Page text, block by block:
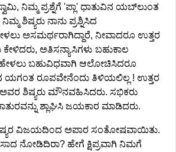
ನಿಮ್ಮ ಪ್ರಶ್ನೆಗೆ 'ಪ್ಲಾ' ಧಾತುವಿನ ಯಬ್‌ಲುಂತ
ಶಿಷ್ಯರು ನಾನು ಪ್ರಶ್ನಿಸಿದ
ಅಸಮರ್ಥರಾಗಿದ್ದಾರೆ, ನೀವಾದರೂ ಉತ್ತರ
ಕೇಳಿದರು, ಅತಿಸನ್ಯಾಸಿಗಳು ಬಹುಕಾಲ
ಬಹುವಿಧವಾಗಿ ಆಲೋಚಿಸಿದರೂ
ಯಗಂತ ರೂಪವೇನೆಂದು ತಿಳಿಯಲಿಲ್ಲ ! ಉತ್ತರ
ಶಿಷ್ಯರು ಮೌನವಹಿಸಿದರು. ಸಭಿಕರು
ಶ್ಲಾಘಿಸಿ ಜಯಕಾರ ಮಾಡಿದರು.
ಶಿಷ್ಯರ ವಿಜಯದಿಂದ ಅಪಾರ ಸಂತೋಷವಾಯಿತು.
ನೋಡಿದಿರಾ? ಹೇಗೆ ಕ್ಷಿಪ್ರವಾಗಿ ನಿಮಗೆ